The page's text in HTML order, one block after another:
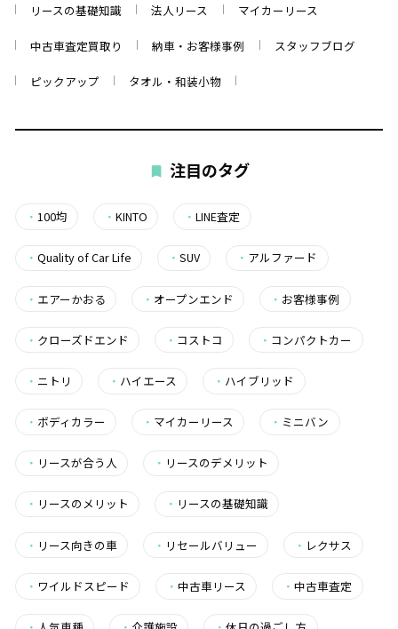
リースの基礎知識 法人リース マイカーリース
中古車査定買取り 納車・お客様事例 スタッフブログ
ピックアップ タオル・和装小物
注目のタグ
・ 100均 ・KINTO ・LINE査定
・ Quality of Car Life ・SUV ・ アルファード
・ エアーかおる ・ オープンエンド ・ お客様事例
・ クローズドエンド ・ コストコ ・ コンパクトカー
・ ニトリ ・ ハイエース ・ ハイブリッド
・ ボディカラー ・ マイカーリース ・ ミニバン
・ リースが合う人 ・ リースのデメリット
・ リースのメリット ・ リースの基礎知識
・ リース向きの車 ・ リセールバリュー ・ レクサス
・ ワイルドスピード ・中古車リース ・中古車査定